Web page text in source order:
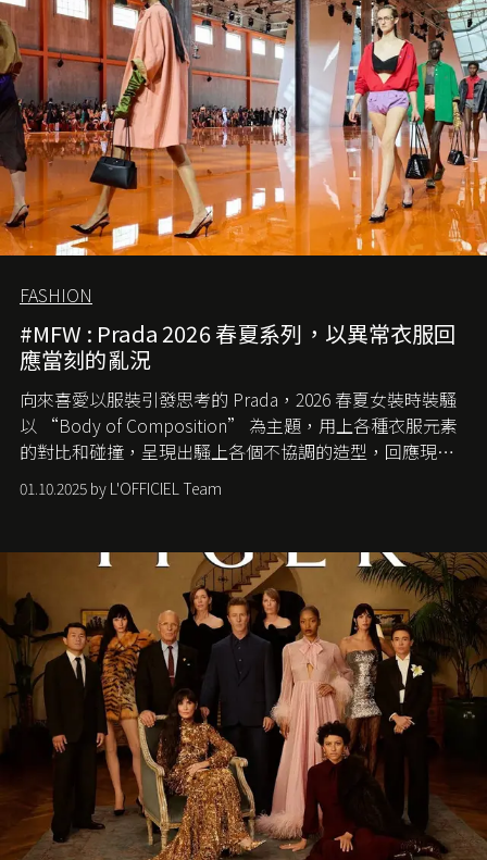
FASHION
#MFW : Prada 2026 春夏系列，以異常衣服回
應當刻的亂況
向來喜愛以服裝引發思考的 Prada，2026 春夏女裝時裝騷
以 “Body of Composition” 為主題，用上各種衣服元素
的對比和碰撞，呈現出騷上各個不協調的造型，回應現今
社會各種資訊、文化超載的現象。
01.10.2025 by L'OFFICIEL Team